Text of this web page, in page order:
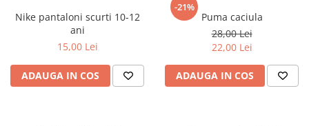
Nike pantaloni scurti 10-12
ani
15,00 Lei
ADAUGA IN COS
-21%
Puma caciula
28,00 Lei
22,00 Lei
ADAUGA IN COS